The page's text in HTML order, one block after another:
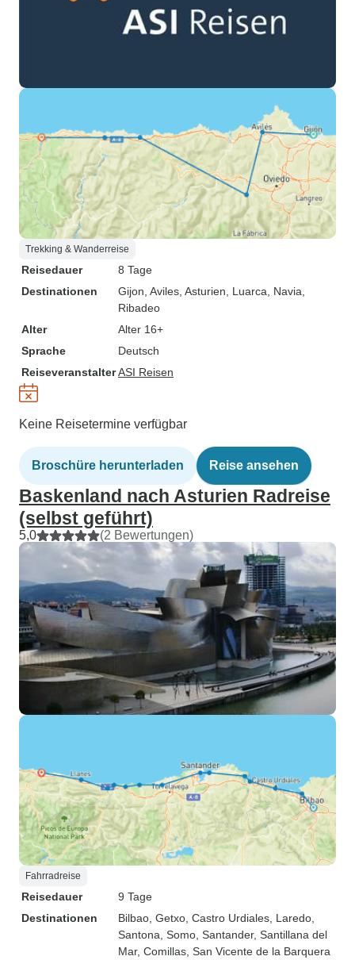
Trekking & Wanderreise
Reisedauer
8 Tage
Destinationen
Gijon , Aviles , Asturien , Luarca , Navia
Ribadeo
Alter
Alter 16+
Sprache
Deutsch
ReiseveranstalterASI Reisen
Keine Reisetermine verfügbar
Broschüre herunterladen Reise ansehen
Baskenland nach Asturien Radreise
(selbst geführt)
5,0 (2 Bewertungen)
Fahrradreise
Reisedauer
9 Tage
Destinationen
Bilbao , Getxo , Castro Urdiales , Laredo
Santona , Somo , Santander, Santillana del
Mar, Comillas , San Vicente de la Barquera